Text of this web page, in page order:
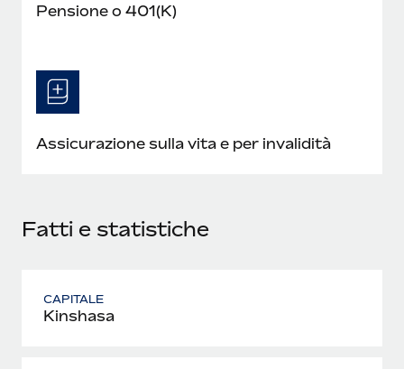
Pensione o 401(K)
Assicurazione sulla vita e per invalidità
Fatti e statistiche
CAPITALE
Kinshasa